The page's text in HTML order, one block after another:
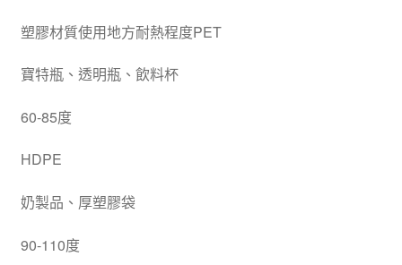
塑膠材質使用地方耐熱程度PET
寶特瓶、透明瓶、飲料杯
60-85度
HDPE
奶製品、厚塑膠袋
90-110度